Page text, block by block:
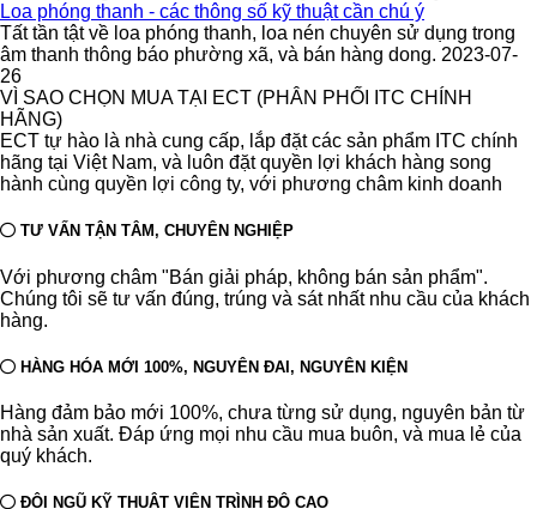
Loa phóng thanh - các thông số kỹ thuật cần chú ý
Tất tần tật về loa phóng thanh, loa nén chuyên sử dụng trong
âm thanh thông báo phường xã, và bán hàng dong. 2023-07-
26
VÌ SAO CHỌN MUA TẠI ECT (PHÂN PHỐI ITC CHÍNH
HÃNG)
ECT tự hào là nhà cung cấp, lắp đặt các sản phẩm ITC chính
hãng tại Việt Nam, và luôn đặt quyền lợi khách hàng song
hành cùng quyền lợi công ty, với phương châm kinh doanh
TƯ VẤN TẬN TÂM, CHUYÊN NGHIỆP
Với phương châm "Bán giải pháp, không bán sản phẩm".
Chúng tôi sẽ tư vấn đúng, trúng và sát nhất nhu cầu của khách
hàng.
HÀNG HÓA MỚI 100%, NGUYÊN ĐAI, NGUYÊN KIỆN
Hàng đảm bảo mới 100%, chưa từng sử dụng, nguyên bản từ
nhà sản xuất. Đáp ứng mọi nhu cầu mua buôn, và mua lẻ của
quý khách.
ĐỘI NGŨ KỸ THUẬT VIÊN TRÌNH ĐỘ CAO